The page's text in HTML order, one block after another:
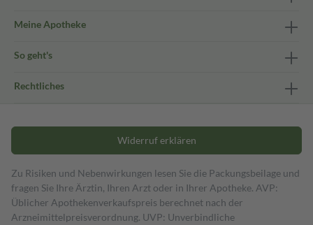
Meine Apotheke
So geht's
Rechtliches
Widerruf erklären
Zu Risiken und Nebenwirkungen lesen Sie die Packungsbeilage und
fragen Sie Ihre Ärztin, Ihren Arzt oder in Ihrer Apotheke. AVP:
Üblicher Apothekenverkaufspreis berechnet nach der
Arzneimittelpreisverordnung. UVP: Unverbindliche